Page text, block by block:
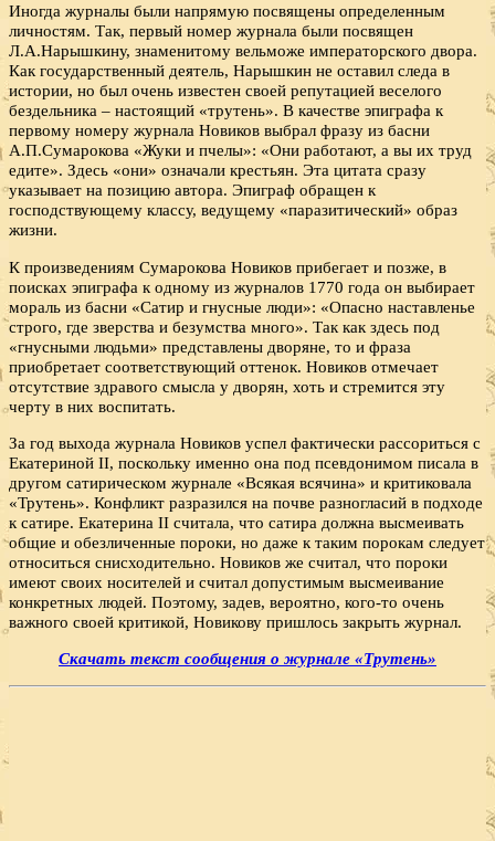
Иногда журналы были напрямую посвящены определенным
личностям. Так, первый номер журнала были посвящен
Л.А.Нарышкину, знаменитому вельможе императорского двора.
Как государственный деятель, Нарышкин не оставил следа в
истории, но был очень известен своей репутацией веселого
бездельника – настоящий «трутень». В качестве эпиграфа к
первому номеру журнала Новиков выбрал фразу из басни
А.П.Сумарокова «Жуки и пчелы»: «Они работают, а вы их труд
едите». Здесь «они» означали крестьян. Эта цитата сразу
указывает на позицию автора. Эпиграф обращен к
господствующему классу, ведущему «паразитический» образ
жизни.
К произведениям Сумарокова Новиков прибегает и позже, в
поисках эпиграфа к одному из журналов 1770 года он выбирает
мораль из басни «Сатир и гнусные люди»: «Опасно наставленье
строго, где зверства и безумства много». Так как здесь под
«гнусными людьми» представлены дворяне, то и фраза
приобретает соответствующий оттенок. Новиков отмечает
отсутствие здравого смысла у дворян, хоть и стремится эту
черту в них воспитать.
За год выхода журнала Новиков успел фактически рассориться с
Екатериной II, поскольку именно она под псевдонимом писала в
другом сатирическом журнале «Всякая всячина» и критиковала
«Трутень». Конфликт разразился на почве разногласий в подходе
к сатире. Екатерина II считала, что сатира должна высмеивать
общие и обезличенные пороки, но даже к таким порокам следует
относиться снисходительно. Новиков же считал, что пороки
имеют своих носителей и считал допустимым высмеивание
конкретных людей. Поэтому, задев, вероятно, кого-то очень
важного своей критикой, Новикову пришлось закрыть журнал.
Скачать текст сообщения о журнале «Трутень»